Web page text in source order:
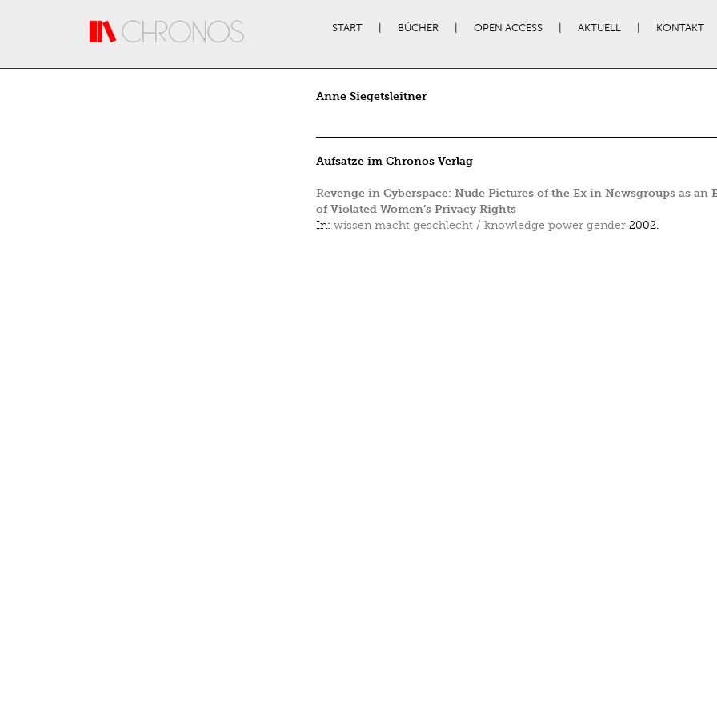
START BÜCHER OPEN ACCESS AKTUELL KONTAKT
Anne Siegetsleitner
Aufsätze im Chronos Verlag
Revenge in Cyberspace: Nude Pictures of the Ex in Newsgroups as an
of Violated Women’s Privacy Rights
In: wissen macht geschlecht / knowledge power gender 2002.